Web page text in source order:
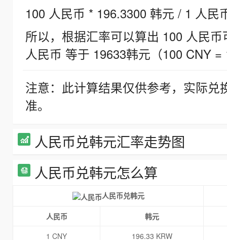
100 人民币 * 196.3300 韩元 / 1 人民
所以，根据汇率可以算出 100 人民
人民币 等于 19633韩元（100 CNY =
注意：此计算结果仅供参考，实际
准。
人民币兑韩元汇率走势图
人民币兑韩元怎么算
人民币兑韩元
人民币
韩元
1 CNY
196.33 KRW